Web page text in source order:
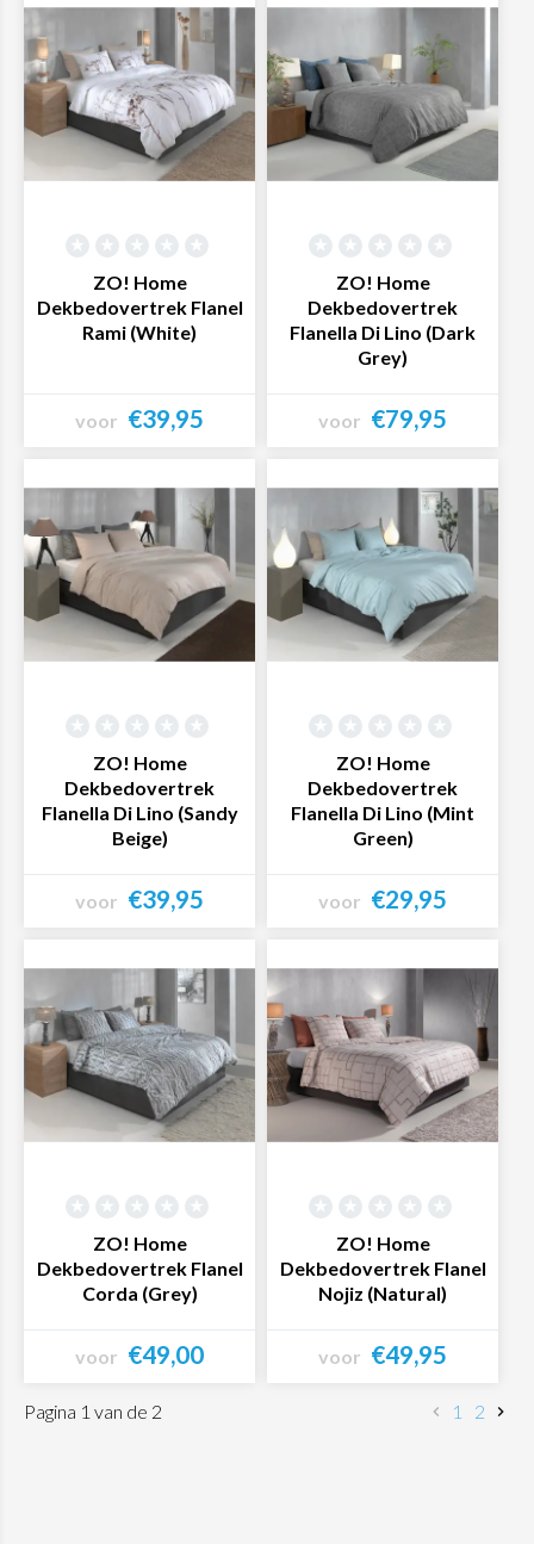
ZO! Home
Dekbedovertrek Flanel
Rami (White)
voor €39,95
ZO! Home
Dekbedovertrek
Flanella Di Lino (Dark
Grey)
voor €79,95
ZO! Home
Dekbedovertrek
Flanella Di Lino (Sandy
Beige)
voor €39,95
ZO! Home
Dekbedovertrek
Flanella Di Lino (Mint
Green)
voor €29,95
ZO! Home
Dekbedovertrek Flanel
Corda (Grey)
voor €49,00
Bekijk product
ZO! Home
Dekbedovertrek Flanel
Nojiz (Natural)
voor €49,95
Bekijk product
Pagina 1 van de 2 1 2